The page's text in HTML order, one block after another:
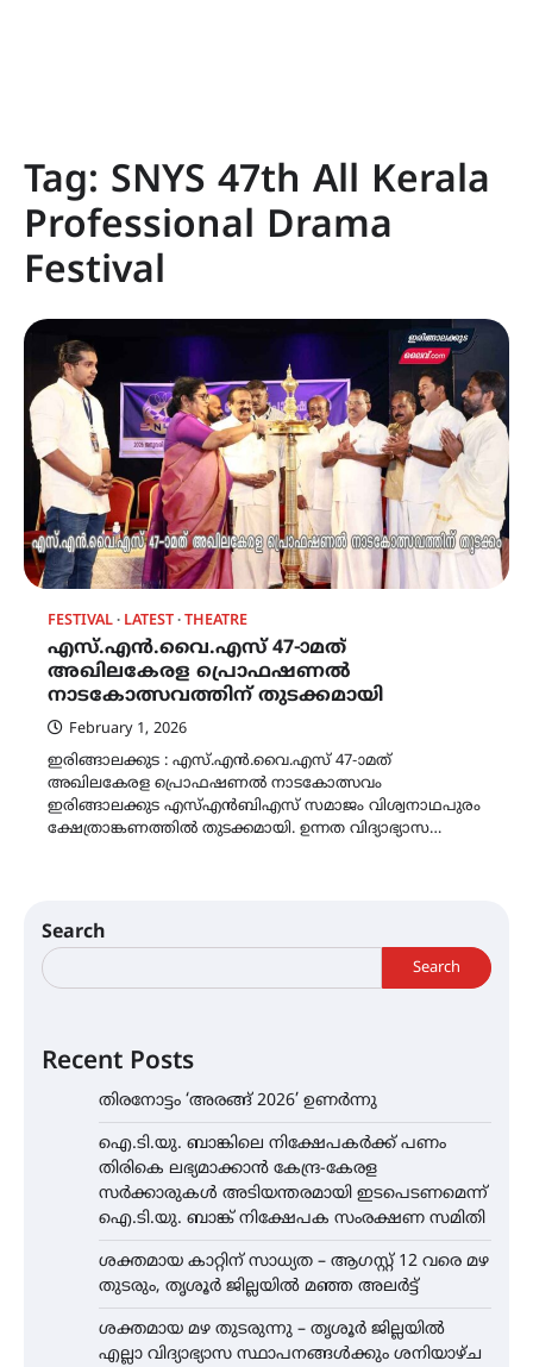
Tag: SNYS 47th All Kerala
Professional Drama
Festival
FESTIVAL LATEST THEATRE
എസ്.എൻ.വൈ.എസ് 47-ാമത്
അഖിലകേരള പ്രൊഫഷണൽ
നാടകോത്സവത്തിന് തുടക്കമായി
February 1, 2026
ഇരിങ്ങാലക്കുട : എസ്.എൻ.വൈ.എസ് 47-ാമത്
അഖിലകേരള പ്രൊഫഷണൽ നാടകോത്സവം
ഇരിങ്ങാലക്കുട എസ്എൻബിഎസ് സമാജം വിശ്വനാഥപുരം
ക്ഷേത്രാങ്കണത്തിൽ തുടക്കമായി. ഉന്നത വിദ്യാഭ്യാസ…
Search
Search
Recent Posts
തിരനോട്ടം ‘അരങ്ങ് 2026’ ഉണർന്നു
ഐ.ടി.യു. ബാങ്കിലെ നിക്ഷേപകർക്ക് പണം
തിരികെ ലഭ്യമാക്കാൻ കേന്ദ്ര-കേരള
സർക്കാരുകൾ അടിയന്തരമായി ഇടപെടണമെന്ന്
ഐ.ടി.യു. ബാങ്ക് നിക്ഷേപക സംരക്ഷണ സമിതി
ശക്തമായ കാറ്റിന് സാധ്യത – ആഗസ്റ്റ് 12 വരെ മഴ
തുടരും, തൃശൂർ ജില്ലയിൽ മഞ്ഞ അലർട്ട്
ശക്തമായ മഴ തുടരുന്നു – തൃശൂർ ജില്ലയിൽ
എല്ലാ വിദ്യാഭ്യാസ സ്ഥാപനങ്ങൾക്കും ശനിയാഴ്ച